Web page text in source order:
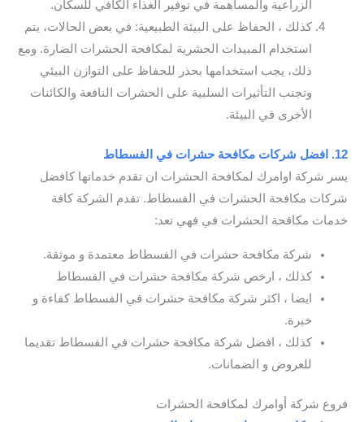
الزراعية والمساهمة في توفير الغذاء الكافي للسكان.
كذلك ، الحفاظ على البيئة الطبيعية: في بعض الحالات، يتم
استخدام المبيدات الحشرية لمكافحة الحشرات الضارة. ومع
ذلك، يجب استخدامها بحذر للحفاظ على التوازن البيئي
وتجنب التأثيرات السلبية على الحشرات النافعة والكائنات
الأخرى في البيئة.
12. افضل شركات مكافحة حشرات في الفسطاط
يسر شركة اوامرك لمكافحة الحشرات ان تقدم خدماتها كافضل
شركات مكافحة الحشرات في الفسطاط. تقدم الشركة كافة
خدمات مكافحة الحشرات في فهي تعد:
شركة مكافحة حشرات في الفسطاط معتمدة و موثقة.
كذلك ، ارخص شركة مكافحة حشرات في الفسطاط
ايضا ، اكثر شركة مكافحة حشرات في الفسطاط كفاءة و
خبرة.
كذلك ، افضل شركة مكافحة حشرات في الفسطاط تقديما
للعروض و الضمانات.
فروع شركة أوامرك لمكافحة الحشرات